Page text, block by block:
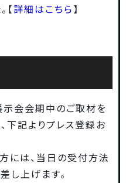
【 詳細はこちら 】
示会会期中のご取材を
下記よりプレス登録お
には、当日の受付方法
し上げます。